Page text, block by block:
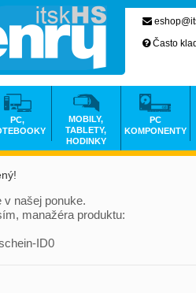
v našej ponuke.
manažéra produktu:
ID0
Často
PC,
MOBILY,
TABLETY,
HODINKY
PC
KOMPONENTY